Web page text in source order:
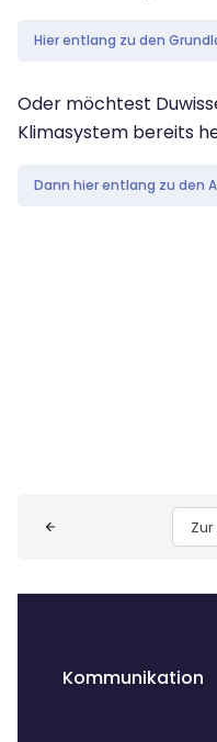
Hier entlang zu den
Oder möchtest
Klimasystem bereits
Dann hier entlang zu den
Zur
Kommunikation